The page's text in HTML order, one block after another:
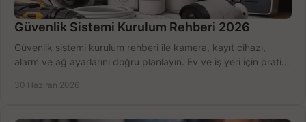
Güvenlik Sistemi Kurulum Rehberi 2026
Güvenlik sistemi kurulum rehberi ile kamera, kayıt cihazı,
alarm ve ağ ayarlarını doğru planlayın. Ev ve iş yeri için pratik
30 Haziran 2026